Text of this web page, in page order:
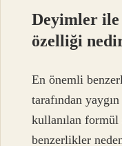
Deyimler
özelliği
En önemli
tarafından
kullanılan formül
benzerlikler